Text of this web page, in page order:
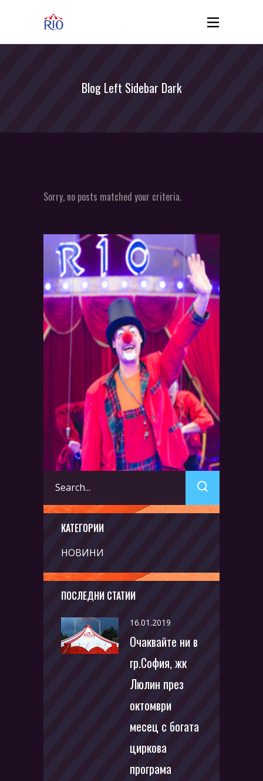
Blog Left Sidebar Dark
Sorry, no posts matched your criteria.
for:
КАТЕГОРИИ
НОВИНИ
ПОСЛЕДНИ СТАТИИ
16.01.2019
Очаквайте ни в
гр.София, жк
Люлин през
октомври
месец с богата
циркова
програма